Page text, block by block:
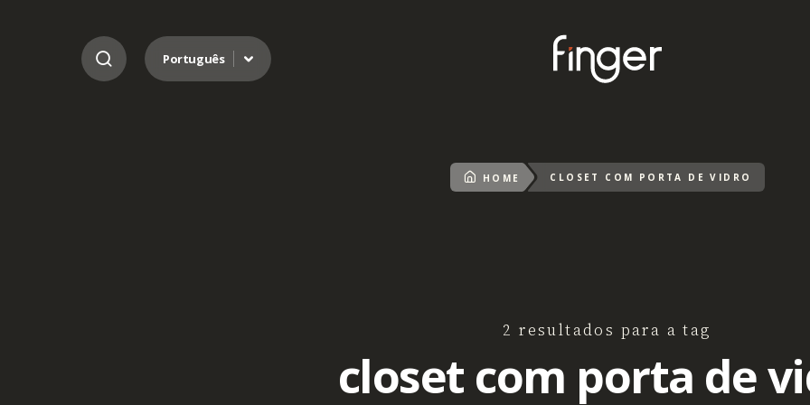
Ir para o conteúdo
Português
HOME CLOSET COM PORTA DE VIDRO
2 resultados para a tag
closet com porta de